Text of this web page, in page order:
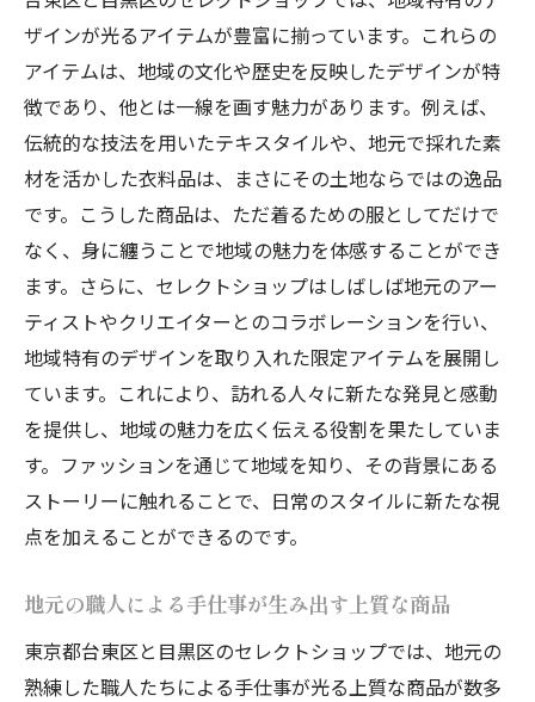
環境に優しい素材を使用したアイテムの探
し方
地域の伝統技術を取り入れたアイテムの魅
力
セレクトショップで感じる地域の温もり
地元の素材と調和したデザインの魅力
サステナブルファッションを体現するセレ
クトショップ
東京のセレクトショップで再発見する流行を超
えたファッションスタイル
流行にとらわれない個性派スタイルの探求
独自の視点で選ばれたアイテムの魅力
セレクトショップで見つける新しいファッ
ションへの扉
ップ
東京の多様性を反映したスタイル選び
個性を引き立てるためのアイテム選び
ザインが光るアイテムが豊富に揃っています。これらの
アイテムは、地域の文化や歴史を反映したデザインが特
徴であり、他とは一線を画す魅力があります。例えば、
伝統的な技法を用いたテキスタイルや、地元で採れた素
材を活かした衣料品は、まさにその土地ならではの逸品
です。こうした商品は、ただ着るための服としてだけで
なく、身に纏うことで地域の魅力を体感することができ
ます。さらに、セレクトショップはしばしば地元のアー
ティストやクリエイターとのコラボレーションを行い、
地域特有のデザインを取り入れた限定アイテムを展開し
ています。これにより、訪れる人々に新たな発見と感動
を提供し、地域の魅力を広く伝える役割を果たしていま
す。ファッションを通じて地域を知り、その背景にある
ストーリーに触れることで、日常のスタイルに新たな視
点を加えることができるのです。
地元の職人による手仕事が生み出す上質な商品
東京都台東区と目黒区のセレクトショップでは、地元の
熟練した職人たちによる手仕事が光る上質な商品が数多